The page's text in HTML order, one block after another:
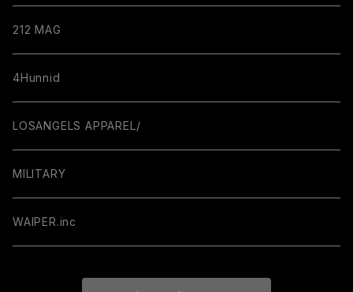
212 MAG
4Hunnid
LOSANGELS APPAREL/
MILITARY
WAIPER.inc